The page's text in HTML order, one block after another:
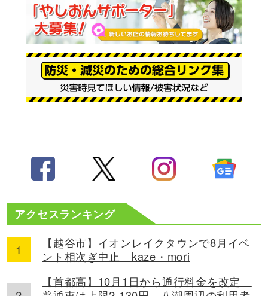
アクセスランキング
【越谷市】イオンレイクタウンで8月イベ
ント相次ぎ中止 kaze・mori
【首都高】10月1日から通行料金を改定